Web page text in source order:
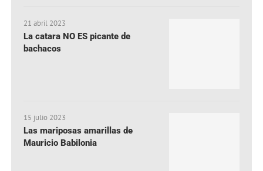
21 abril 2023
La catara NO ES picante de
bachacos
15 julio 2023
Las mariposas amarillas de
Mauricio Babilonia